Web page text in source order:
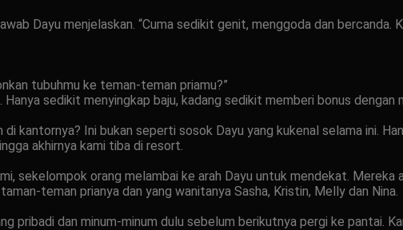
Dayu menjelaskan. “Cuma sedikit genit, menggoda dan bercanda.
tubuhmu ke teman-teman priamu?”
Hanya sedikit menyingkap baju, kadang sedikit memberi bonus
kantornya? Ini bukan seperti sosok Dayu yang kukenal selama ini.
akhirnya kami tiba di resort.
sekelompok orang melambai ke arah Dayu untuk mendekat. Mereka
teman prianya dan yang wanitanya Sasha, Kristin, Melly dan Nina.
pribadi dan minum-minum dulu sebelum berikutnya pergi ke pantai.